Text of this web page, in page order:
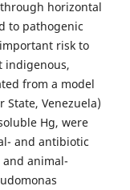
horizontal
to pathogenic
risk to
indigenous,
from a model
State, Venezuela)
Hg, were
and antibiotic
animal-